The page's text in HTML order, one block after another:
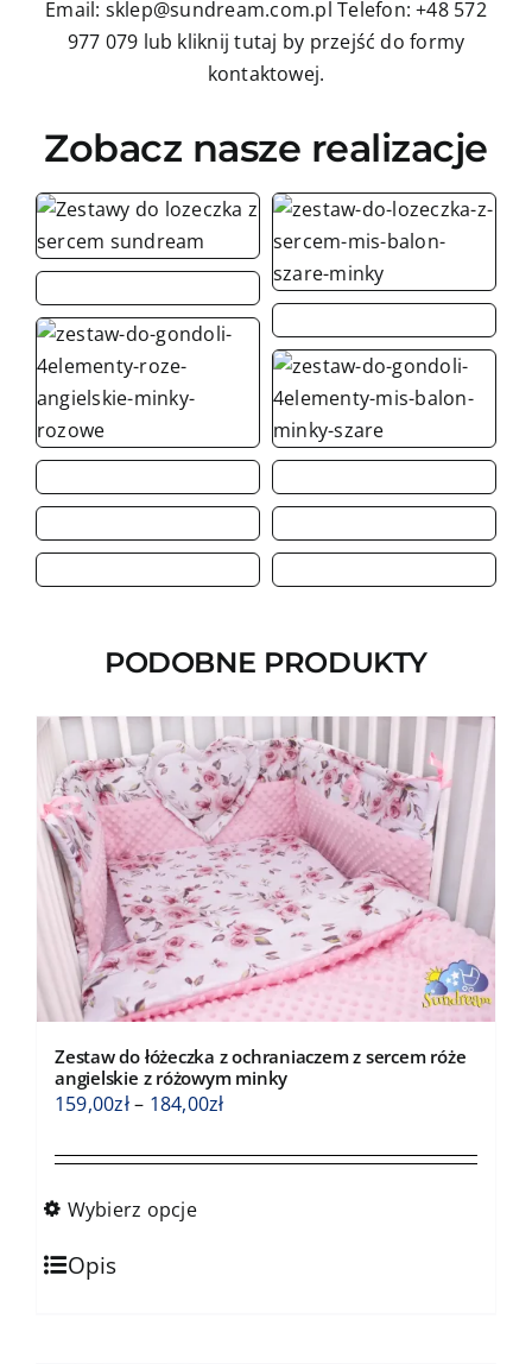
Email: sklep@sundream.com.pl Telefon: +48 572
977 079 lub kliknij tutaj by przejść do formy
kontaktowej.
Zobacz nasze realizacje
PODOBNE PRODUKTY
Zestaw do łóżeczka z ochraniaczem z sercem róże
angielskie z różowym minky
159,00zł– 184,00złZakres
od
Wybierz opcje
Ten
produkt
Opis